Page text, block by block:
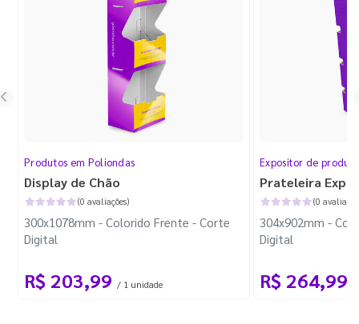
Produtos em Poliondas
Display de Chão
(0 avaliações)
300x1078mm - Colorido Frente - Corte
Digital
R$ 203,99 / 1 unidade
Expositor de
Prateleira
(0
304x902mm -
Digital
R$ 264,99